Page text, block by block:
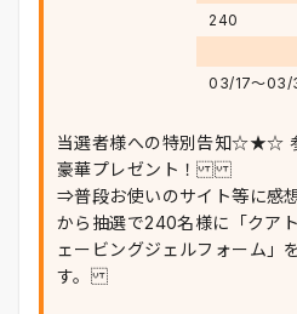
240
03/17〜03/
当選者様への特別告知☆★☆
豪華プレゼント！
⇒普段お使いのサイト等に感
から抽選で240名様に「クア
ェービングジェルフォーム」
す。